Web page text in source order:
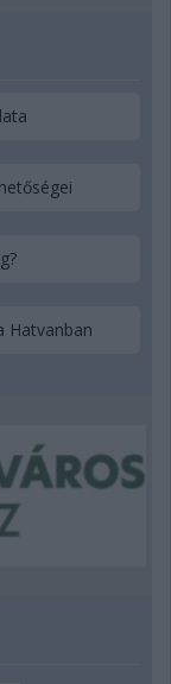
Hatvanban